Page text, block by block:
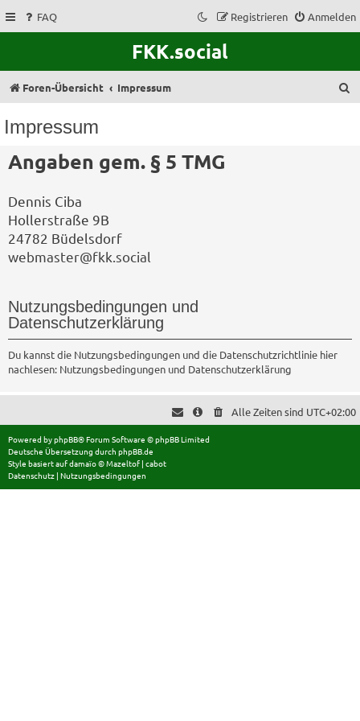
FAQ Anmelden
Registrieren
FKK.social
Foren-Übersicht Impressum
Impressum
Angaben gem. § 5 TMG
Dennis Ciba
Hollerstraße 9B
24782 Büdelsdorf
webmaster@fkk.social
Nutzungsbedingungen und
Datenschutzerklärung
Du kannst die Nutzungsbedingungen und die Datenschutzrichtlinie hier
nachlesen: Nutzungsbedingungen und Datenschutzerklärung
Alle Zeiten sind UTC+02:00
Powered byphpBB® Forum Software © phpBB Limited
Deutsche Übersetzung durch phpBB.de
Style basiert aufdamaïo ©Mazeltof | cabot
Datenschutz | Nutzungsbedingungen